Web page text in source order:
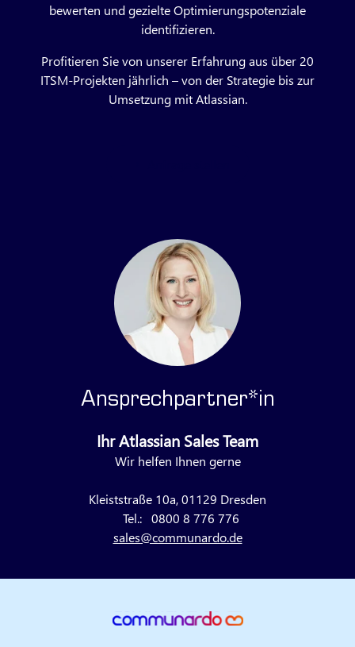
bewerten und gezielte Optimierungspotenziale
identifizieren.
Profitieren Sie von unserer Erfahrung aus über 20
ITSM‑Projekten jährlich – von der Strategie bis zur
Umsetzung mit Atlassian.
Ansprechpartner*in
Ihr Atlassian Sales Team
Wir helfen Ihnen gerne
Kleiststraße 10a, 01129 Dresden
Tel.: 0800 8 776 776
sales@communardo.de